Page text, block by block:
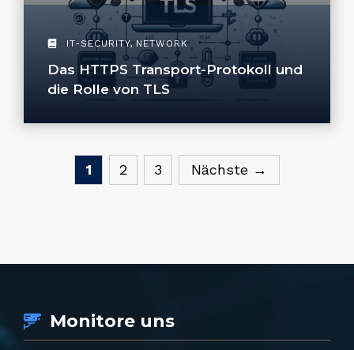
IT-SECURITY,NETWORK
Das HTTPS Transport-Protokoll und
die Rolle von TLS
Seite
1 Seite
2 Seite
3 Nächste →
Monitore uns